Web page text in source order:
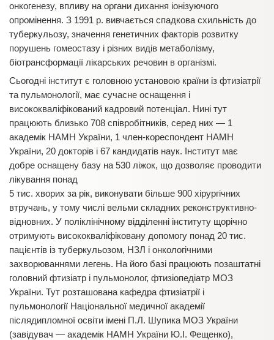
онкогенезу, впливу на органи дихання іонізуючого
опромінення. З 1991 р. вивчається спадкова схильність до
туберкульозу, значення генетичних факторів розвитку
порушень гомеостазу і різних видів метаболізму,
біотрансформації лікарських речовин в організмі.
Сьогодні інститут є головною установою країни із фтизіатрії
та пульмонології, має сучасне оснащення і
висококваліфікований кадровий потенціал. Нині тут
працюють близько 708 співробітників, серед них — 1
академік НАМН України, 1 член-кореспондент НАМН
України, 20 докторів і 67 кандидатів наук. Інститут має
добре оснащену базу на 530 ліжок, що дозволяє проводити
лікування понад
5 тис. хворих за рік, виконувати більше 900 хірургічних
втручань, у тому числі вельми складних реконструктивно-
відновних. У поліклінічному відділенні інституту щорічно
отримують висококваліфіковану допомогу понад 20 тис.
пацієнтів із туберкульозом, НЗЛ і онкологічними
захворюваннями легень. На його базі працюють позаштатні
головний фтизіатр і пульмонолог, фтизіопедіатр МОЗ
України. Тут розташована кафедра фтизіатрії і
пульмонології Національної медичної академії
післядипломної освіти імені П.Л. Шупика МОЗ України
(завідувач — академік НАМН України Ю.І. Фещенко),